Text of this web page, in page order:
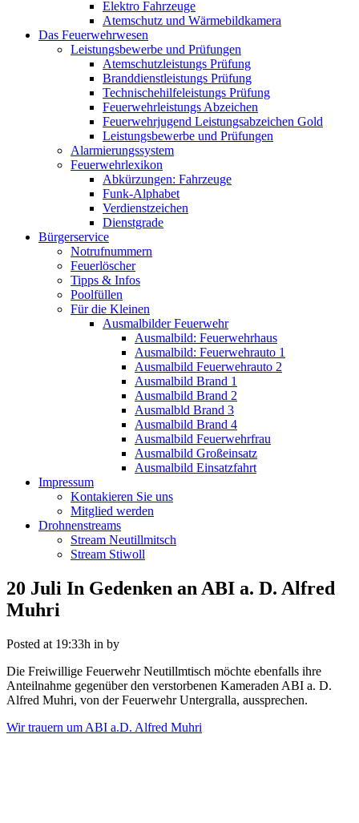
Elektro Fahrzeuge
Atemschutz und Wärmebildkamera
Das Feuerwehrwesen
Leistungsbewerbe und Prüfungen
Atemschutzleistungs Prüfung
Branddienstleistungs Prüfung
Technischehilfeleistungs Prüfung
Feuerwehrleistungs Abzeichen
Feuerwehrjugend Leistungsabzeichen Gold
Leistungsbewerbe und Prüfungen
Alarmierungssystem
Feuerwehrlexikon
Abkürzungen: Fahrzeuge
Funk-Alphabet
Verdienstzeichen
Dienstgrade
Bürgerservice
Notrufnummern
Feuerlöscher
Tipps & Infos
Poolfüllen
Für die Kleinen
Ausmalbilder Feuerwehr
Ausmalbild: Feuerwehrhaus
Ausmalbild: Feuerwehrauto 1
Ausmalbild Feuerwehrauto 2
Ausmalbild Brand 1
Ausmalbild Brand 2
Ausmalbld Brand 3
Ausmalbild Brand 4
Ausmalbild Feuerwehrfrau
Ausmalbild Großeinsatz
Ausmalbild Einsatzfahrt
Impressum
Kontakieren Sie uns
Mitglied werden
Drohnenstreams
Stream Neutillmitsch
Stream Stiwoll
20 Juli In Gedenken an ABI a. D. Alfred
Muhri
Posted at 19:33h in by
Die Freiwillige Feuerwehr Neutillmtisch möchte ebenfalls ihre
Anteilnahme gegenüber den verstorbenen Kameraden ABI a. D.
Alfred Muhri, von der Feuerwehr Untergralla, aussprechen.
Wir trauern um ABI a.D. Alfred Muhri